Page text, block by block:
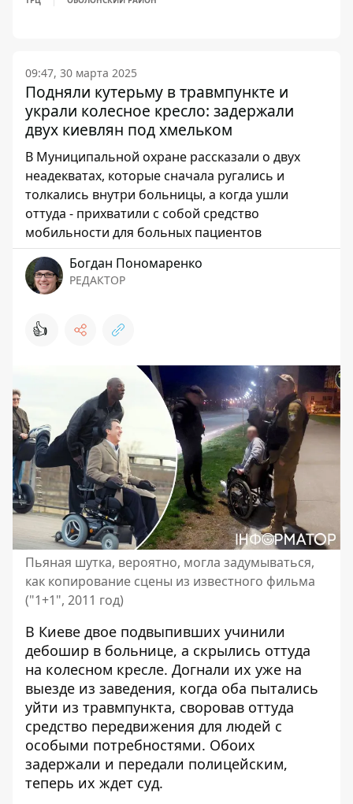
09:47, 30 марта 2025
Подняли кутерьму в травмпункте и
украли колесное кресло: задержали
двух киевлян под хмельком
В Муниципальной охране рассказали о двух
неадекватах, которые сначала ругались и
толкались внутри больницы, а когда ушли
оттуда - прихватили с собой средство
мобильности для больных пациентов
Богдан Пономаренко
РЕДАКТОР
👍
Пьяная шутка, вероятно, могла задумываться,
как копирование сцены из известного фильма
("1+1", 2011 год)
В Киеве двое подвыпивших учинили
дебошир в больнице, а скрылись оттуда
на колесном кресле. Догнали их уже на
выезде из заведения, когда оба пытались
уйти из травмпункта, своровав оттуда
средство передвижения для людей с
особыми потребностями. Обоих
задержали и передали полицейским,
теперь их ждет суд.